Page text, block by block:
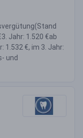
Jahr: 1.520 €ab
1.532 €, im 3. Jahr:
und